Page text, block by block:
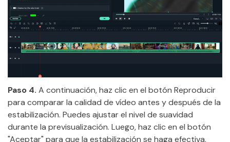
Paso 4. A continuación, haz clic en el botón Reproducir
para comparar la calidad de vídeo antes y después de la
estabilización. Puedes ajustar el nivel de suavidad
durante la previsualización. Luego, haz clic en el botón
"Aceptar" para que la estabilización se haga efectiva.